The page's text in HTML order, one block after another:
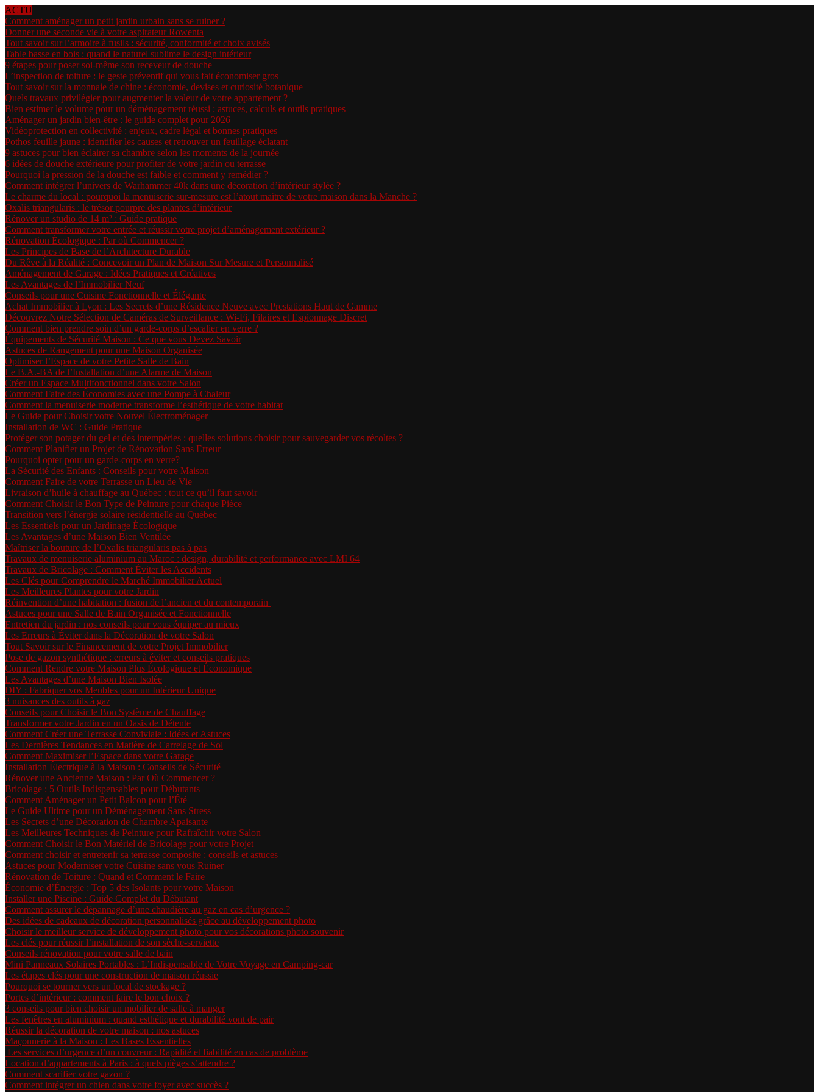
ACTU
Comment aménager un petit jardin urbain sans se ruiner ?
Donner une seconde vie à votre aspirateur Rowenta
Tout savoir sur l’armoire à fusils : sécurité, conformité et choix avisés
Table basse en bois : quand le naturel sublime le design intérieur
9 étapes pour poser soi-même son receveur de douche
L’inspection de toiture : le geste préventif qui vous fait économiser gros
Tout savoir sur la monnaie de chine : économie, devises et curiosité botanique
Quels travaux privilégier pour augmenter la valeur de votre appartement ?
Bien estimer le volume pour un déménagement réussi : astuces, calculs et outils pratiques
Aménager un jardin bien-être : le guide complet pour 2026
Vidéoprotection en collectivité : enjeux, cadre légal et bonnes pratiques
Pothos feuille jaune : identifier les causes et retrouver un feuillage éclatant
9 astuces pour bien éclairer sa chambre selon les moments de la journée
6 idées de douche extérieure pour profiter de votre jardin ou terrasse
Pourquoi la pression de la douche est faible et comment y remédier ?
Comment intégrer l’univers de Warhammer 40k dans une décoration d’intérieur stylée ?
Le charme du local : pourquoi la menuiserie sur-mesure est l’atout maître de votre maison dans la Manche ?
Oxalis triangularis : le trésor pourpre des plantes d’intérieur
Rénover un studio de 14 m² : Guide pratique
Comment transformer votre entrée et réussir votre projet d’aménagement extérieur ?
Rénovation Écologique : Par où Commencer ?
Les Principes de Base de l’Architecture Durable
Du Rêve à la Réalité : Concevoir un Plan de Maison Sur Mesure et Personnalisé
Aménagement de Garage : Idées Pratiques et Créatives
Les Avantages de l’Immobilier Neuf
Conseils pour une Cuisine Fonctionnelle et Élégante
Achat Immobilier à Lyon : Les Secrets d’une Résidence Neuve avec Prestations Haut de Gamme
Découvrez Notre Sélection de Caméras de Surveillance : Wi-Fi, Filaires et Espionnage Discret
Comment bien prendre soin d’un garde-corps d’escalier en verre ?
Équipements de Sécurité Maison : Ce que vous Devez Savoir
Astuces de Rangement pour une Maison Organisée
Optimiser l’Espace de votre Petite Salle de Bain
Le B.A.-BA de l’Installation d’une Alarme de Maison
Créer un Espace Multifonctionnel dans votre Salon
Comment Faire des Économies avec une Pompe à Chaleur
Comment la menuiserie moderne transforme l’esthétique de votre habitat
Le Guide pour Choisir votre Nouvel Électroménager
Installation de WC : Guide Pratique
Protéger son potager du gel et des intempéries : quelles solutions choisir pour sauvegarder vos récoltes ?
Comment Planifier un Projet de Rénovation Sans Erreur
Pourquoi opter pour un garde-corps en verre?
La Sécurité des Enfants : Conseils pour votre Maison
Comment Faire de votre Terrasse un Lieu de Vie
Livraison d’huile à chauffage au Québec : tout ce qu’il faut savoir
Comment Choisir le Bon Type de Peinture pour chaque Pièce
Transition vers l’énergie solaire résidentielle au Québec
Les Essentiels pour un Jardinage Écologique
Les Avantages d’une Maison Bien Ventilée
Maîtriser la bouture de l’Oxalis triangularis pas à pas
Travaux de menuiserie aluminium au Maroc : design, durabilité et performance avec LMI 64
Travaux de Bricolage : Comment Éviter les Accidents
Les Clés pour Comprendre le Marché Immobilier Actuel
Les Meilleures Plantes pour votre Jardin
Réinvention d’une habitation : fusion de l’ancien et du contemporain
Astuces pour une Salle de Bain Organisée et Fonctionnelle
Entretien du jardin : nos conseils pour vous équiper au mieux
Les Erreurs à Éviter dans la Décoration de votre Salon
Tout Savoir sur le Financement de votre Projet Immobilier
Pose de gazon synthétique : erreurs à éviter et conseils pratiques
Comment Rendre votre Maison Plus Écologique et Économique
Les Avantages d’une Maison Bien Isolée
DIY : Fabriquer vos Meubles pour un Intérieur Unique
3 nuisances des outils à gaz
Conseils pour Choisir le Bon Système de Chauffage
Transformer votre Jardin en un Oasis de Détente
Comment Créer une Terrasse Conviviale : Idées et Astuces
Les Dernières Tendances en Matière de Carrelage de Sol
Comment Maximiser l’Espace dans votre Garage
Installation Électrique à la Maison : Conseils de Sécurité
Rénover une Ancienne Maison : Par Où Commencer ?
Bricolage : 5 Outils Indispensables pour Débutants
Comment Aménager un Petit Balcon pour l’Été
Le Guide Ultime pour un Déménagement Sans Stress
Les Secrets d’une Décoration de Chambre Apaisante
Les Meilleures Techniques de Peinture pour Rafraîchir votre Salon
Comment Choisir le Bon Matériel de Bricolage pour votre Projet
Comment choisir et entretenir sa terrasse composite : conseils et astuces
Astuces pour Moderniser votre Cuisine sans vous Ruiner
Rénovation de Toiture : Quand et Comment le Faire
Économie d’Énergie : Top 5 des Isolants pour votre Maison
Installer une Piscine : Guide Complet du Débutant
Comment assurer le dépannage d’une chaudière au gaz en cas d’urgence ?
Des idées de cadeaux de décoration personnalisés grâce au développement photo
Choisir le meilleur service de développement photo pour vos décorations photo souvenir
Les clés pour réussir l’installation de son sèche-serviette
Conseils rénovation pour votre salle de bain
Mini Panneaux Solaires Portables : L’Indispensable de Votre Voyage en Camping-car
Les étapes clés pour une construction de maison réussie
Pourquoi se tourner vers un local de stockage ?
Portes d’intérieur : comment faire le bon choix ?
3 conseils pour bien choisir un mobilier de salle à manger
Les fenêtres en aluminium : quand esthétique et durabilité vont de pair
Réussir la décoration de votre maison : nos astuces
Maçonnerie à la Maison : Les Bases Essentielles
Les services d’urgence d’un couvreur : Rapidité et fiabilité en cas de problème
Location d’appartements à Paris : à quels pièges s’attendre ?
Comment scarifier votre gazon ?
Comment intégrer un chien dans votre foyer avec succès ?